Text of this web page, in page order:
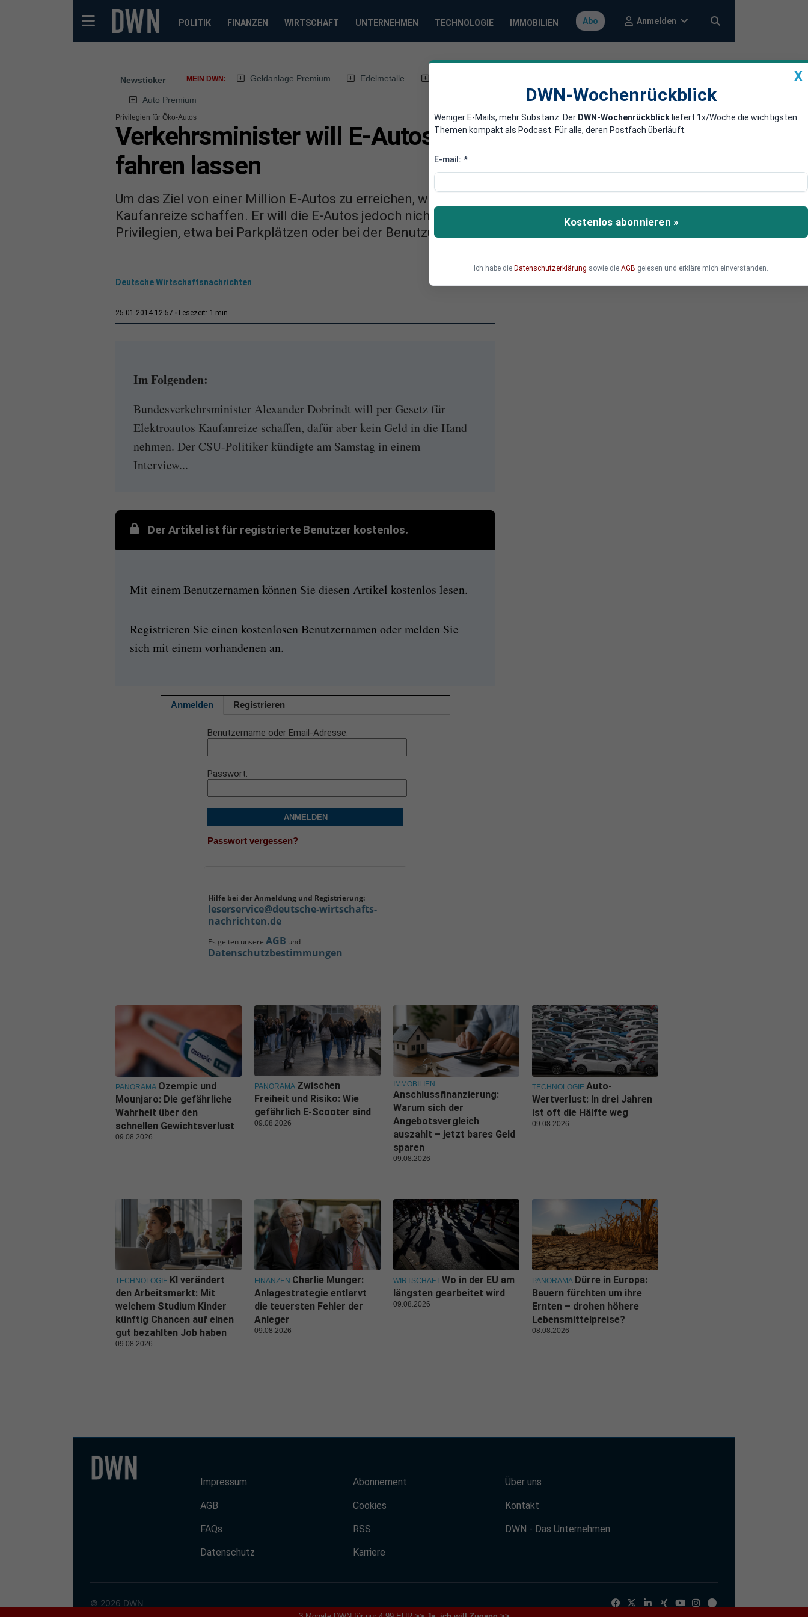
POLITIK FINANZEN WIRTSCHAFT UNTERNEHMEN TECHNOLOGIE IMMOBILIEN Abo Anmelden
Newsticker MEIN DWN: Geldanlage Premium Edelmetalle
Auto Premium
Privilegien für Öko-Autos
Verkehrsminister will E-Autos auf der Bus-Spur
fahren lassen
Um das Ziel von einer Million E-Autos zu erreichen, will Bundesverkehrsminister Dobrindt
Kaufanreize schaffen. Er will die E-Autos jedoch nicht mit Geld unterstützen, sondern mit
Privilegien, etwa bei Parkplätzen oder bei der Benutzung von Busspuren.
Deutsche Wirtschaftsnachrichten
25.01.2014 12:57 Lesezeit: 1 min
Im Folgenden:
Bundesverkehrsminister Alexander Dobrindt will per Gesetz für
Elektroautos Kaufanreize schaffen, dafür aber kein Geld in die Hand
nehmen. Der CSU-Politiker kündigte am Samstag in einem
Interview...
Der Artikel ist für registrierte Benutzer kostenlos.
Mit einem Benutzernamen können Sie diesen Artikel kostenlos lesen.
Registrieren Sie einen kostenlosen Benutzernamen oder melden Sie
sich mit einem vorhandenen an.
Anmelden Registrieren
Benutzername oder Email-Adresse
Passwort
ANMELDEN
Passwort vergessen?
Hilfe bei der Anmeldung und Registrierung:
leserservice@deutsche-wirtschafts-
nachrichten.de
Es gelten unsere AGB und
Datenschutzbestimmungen
X
DWN-Wochenrückblick
Weniger E-Mails, mehr Substanz: Der DWN-Wochenrückblick liefert 1x/Woche die wichtigsten
Themen kompakt als Podcast. Für alle, deren Postfach überläuft.
E-mail: *
Kostenlos abonnieren »
Ich habe die Datenschutzerklärung sowie die AGB gelesen und erkläre mich einverstanden.
PANORAMA Ozempic und
Mounjaro: Die gefährliche
Wahrheit über den
schnellen Gewichtsverlust
09.08.2026
PANORAMA Zwischen
Freiheit und Risiko: Wie
gefährlich E-Scooter sind
09.08.2026
IMMOBILIEN
Anschlussfinanzierung:
Warum sich der
Angebotsvergleich
auszahlt – jetzt bares Geld
sparen
09.08.2026
TECHNOLOGIE Auto-
Wertverlust: In drei Jahren
ist oft die Hälfte weg
09.08.2026
TECHNOLOGIE KI verändert
den Arbeitsmarkt: Mit
welchem Studium Kinder
künftig Chancen auf einen
gut bezahlten Job haben
09.08.2026
FINANZEN Charlie Munger:
Anlagestrategie entlarvt
die teuersten Fehler der
Anleger
09.08.2026
WIRTSCHAFT Wo in der EU am
längsten gearbeitet wird
09.08.2026
PANORAMA Dürre in Europa:
Bauern fürchten um ihre
Ernten – drohen höhere
Lebensmittelpreise?
08.08.2026
Impressum
AGB
FAQs
Datenschutz
Abonnement
Cookies
RSS
Karriere
Über uns
Kontakt
DWN - Das Unternehmen
© 2026 DWN